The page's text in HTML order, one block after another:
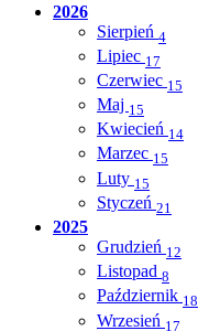
2026
Sierpień 4
Lipiec 17
Czerwiec 15
Maj 15
Kwiecień 14
Marzec 15
Luty 15
Styczeń 21
2025
Grudzień 12
Listopad 8
Październik 18
Wrzesień 17